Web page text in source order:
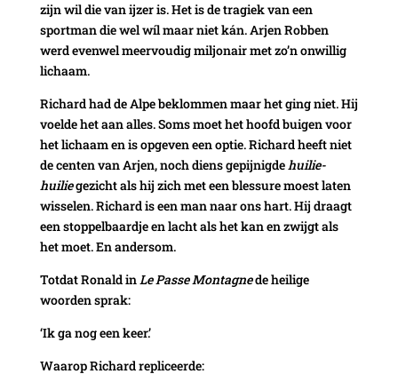
zijn wil die van ijzer is. Het is de tragiek van een
sportman die wel wíl maar niet kán. Arjen Robben
werd evenwel meervoudig miljonair met zo’n onwillig
lichaam.
Richard had de Alpe beklommen maar het ging niet. Hij
voelde het aan alles. Soms moet het hoofd buigen voor
het lichaam en is opgeven een optie. Richard heeft niet
de centen van Arjen, noch diens gepijnigdehuilie-
huiliegezicht als hij zich met een blessure moest laten
wisselen. Richard is een man naar ons hart. Hij draagt
een stoppelbaardje en lacht als het kan en zwijgt als
het moet. En andersom.
Totdat Ronald inLe Passe Montagnede heilige
woorden sprak:
‘Ik ga nog een keer.’
Waarop Richard repliceerde: